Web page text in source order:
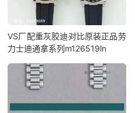
VS厂配重灰胶迪对比原装正品劳
力士迪通拿系列m126519ln